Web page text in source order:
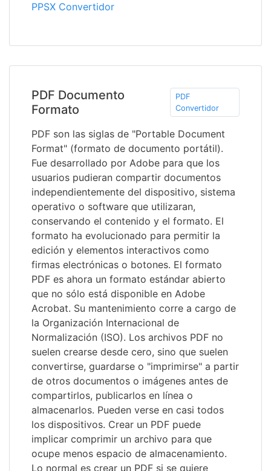
PPSX Convertidor
PDF Documento
Formato
PDF
Convertidor
PDF son las siglas de "Portable Document
Format" (formato de documento portátil).
Fue desarrollado por Adobe para que los
usuarios pudieran compartir documentos
independientemente del dispositivo, sistema
operativo o software que utilizaran,
conservando el contenido y el formato. El
formato ha evolucionado para permitir la
edición y elementos interactivos como
firmas electrónicas o botones. El formato
PDF es ahora un formato estándar abierto
que no sólo está disponible en Adobe
Acrobat. Su mantenimiento corre a cargo de
la Organización Internacional de
Normalización (ISO). Los archivos PDF no
suelen crearse desde cero, sino que suelen
convertirse, guardarse o "imprimirse" a partir
de otros documentos o imágenes antes de
compartirlos, publicarlos en línea o
almacenarlos. Pueden verse en casi todos
los dispositivos. Crear un PDF puede
implicar comprimir un archivo para que
ocupe menos espacio de almacenamiento.
Lo normal es crear un PDF si se quiere